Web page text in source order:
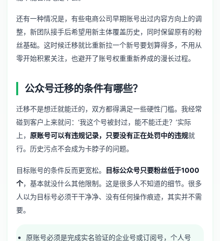
还有一种情况是，有些电商公司早期账号出过内容方向上的调
整，新团队接手后希望用新主体覆盖历史，同时保留原有的粉
丝基础。这时候迁移就比重新拉一个新号要划算得多，不用从
零开始积累关注，也避开了账号权重重新养成的漫长过程。
公众号迁移的条件有哪些？
迁移不是想迁就能迁的，双方都得满足一些硬性门槛。我经常
碰到客户上来就问：‘我这个号被封过，能不能迁走？’实际
上， 原账号可以有违规记录，只要没有正在处罚中的违规就
行。历史污点不会成为卡脖子的问题。
目标账号的条件反而更宽松。
目标公众号只要粉丝低于1000
个，基本就没什么其他限制。这是很多人不知道的细节。很多
人以为目标号必须干干净净、没有任何操作痕迹，其实并不需
要。
原账号必须是完成实名验证的企业号或订阅号，个人号